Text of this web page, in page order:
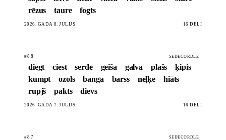
rēzus
taure fogts
2026. GADA 8. JŪLIJS 16 DĒĻI
#88 SEDECORDLE
diegt ciest serde geiša galva plašs
ķipis
kumpt
ozols banga barss neļķe
hiāts
rupjš
pakts dievs
2026. GADA 7. JŪLIJS 16 DĒĻI
#87 SEDECORDLE